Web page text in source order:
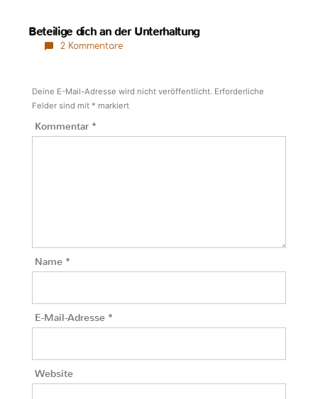
Beteilige dich an der Unterhaltung
2 Kommentare
Deine E-Mail-Adresse wird nicht veröffentlicht. Erforderliche
Felder sind mit * markiert
Kommentar *
Name *
E-Mail-Adresse *
Website